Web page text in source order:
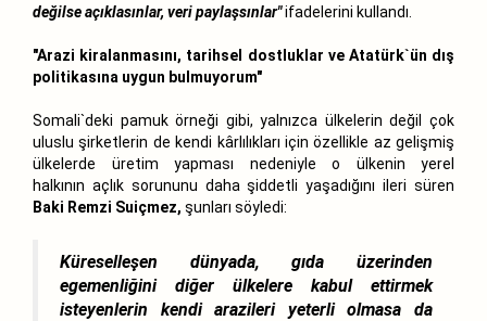
değilse açıklasınlar, veri paylaşsınlar"ifadelerini kullandı.
"Arazi kiralanmasını, tarihsel dostluklar ve Atatürk`ün dış
politikasına uygun bulmuyorum"
Somali`deki pamuk örneği gibi, yalnızca ülkelerin değil çok
uluslu şirketlerin de kendi kârlılıkları için özellikle az gelişmiş
ülkelerde üretim yapması nedeniyle o ülkenin yerel
halkının açlık sorununu daha şiddetli yaşadığını ileri süren
Baki Remzi Suiçmez, şunları söyledi:
Küreselleşen dünyada, gıda üzerinden
egemenliğini diğer ülkelere kabul ettirmek
isteyenlerin kendi arazileri yeterli olmasa da